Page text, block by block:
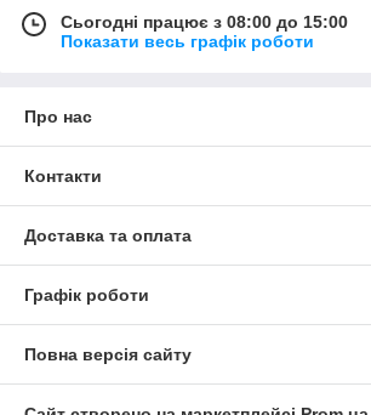
Сьогодні працює з 08:00 до 15:00
Показати весь графік роботи
Про нас
Контакти
Доставка та оплата
Графік роботи
Повна версія сайту